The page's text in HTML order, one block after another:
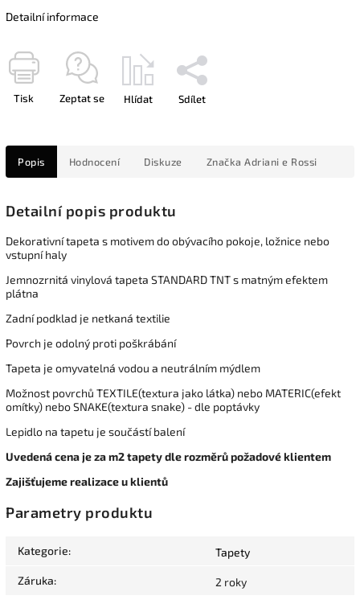
Detailní informace
Tisk Zeptat se Hlídat Sdílet
Popis Hodnocení Diskuze Značka Adriani e Rossi
Detailní popis produktu
Dekorativní tapeta s motivem do obývacího pokoje, ložnice nebo
vstupní haly
Jemnozrnitá vinylová tapeta STANDARD TNT s matným efektem
plátna
Zadní podklad je netkaná textilie
Povrch je odolný proti poškrábání
Tapeta je omyvatelná vodou a neutrálním mýdlem
Možnost povrchů TEXTILE(textura jako látka) nebo MATERIC(efekt
omítky) nebo SNAKE(textura snake) - dle poptávky
Lepidlo na tapetu je součástí balení
Uvedená cena je za m2 tapety dle rozměrů požadové klientem
Zajišťujeme realizace u klientů
Parametry produktu
Kategorie: Tapety
Záruka: 2 roky